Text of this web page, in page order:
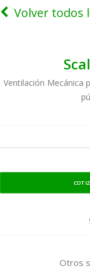
Volver todos
Ventilación Mecánica
Otros